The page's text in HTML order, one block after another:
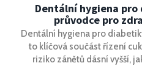
Dentální hygiena
průvodce pro
Dentální hygiena pro
to klíčová součást řízení
riziko zánětů dásní vyšší,